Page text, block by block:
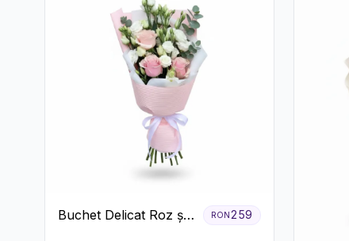
Buchet Delicat Roz și
RON259